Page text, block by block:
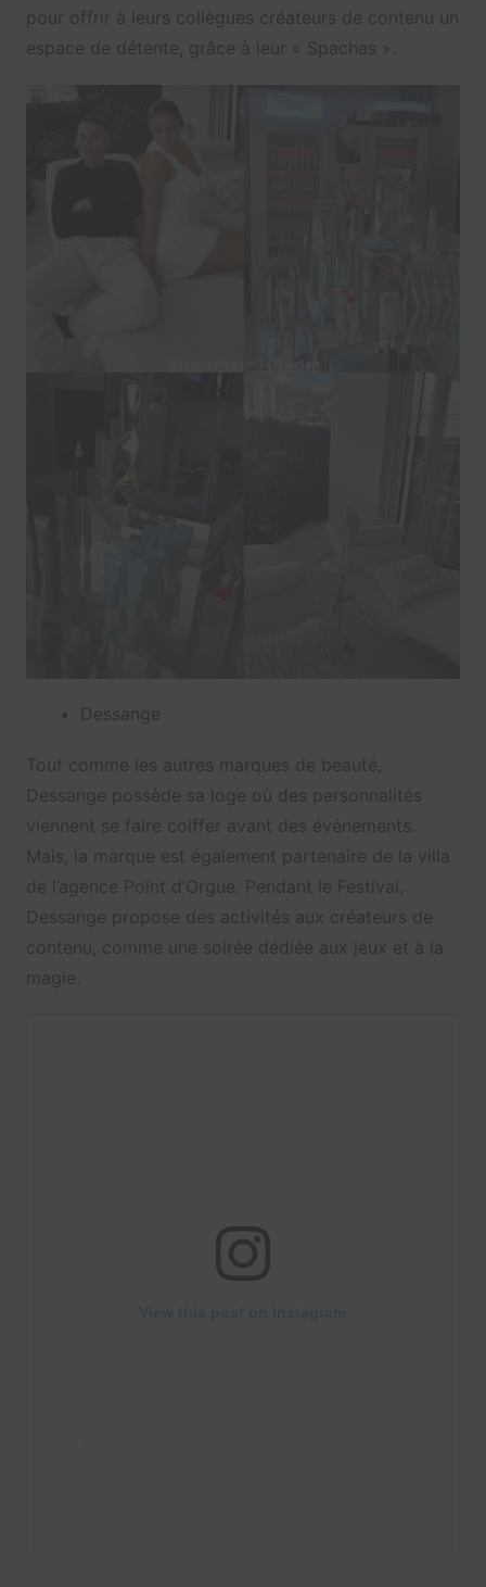
pour offrir à leurs collègues créateurs de contenu un
espace de détente, grâce à leur « Spachas ».
Dessange
Tout comme les autres marques de beauté,
Dessange possède sa loge où des personnalités
viennent se faire coiffer avant des événements.
Mais, la marque est également partenaire de la villa
de l’agence Point d’Orgue. Pendant le Festival,
Dessange propose des activités aux créateurs de
contenu, comme une soirée dédiée aux jeux et à la
magie.